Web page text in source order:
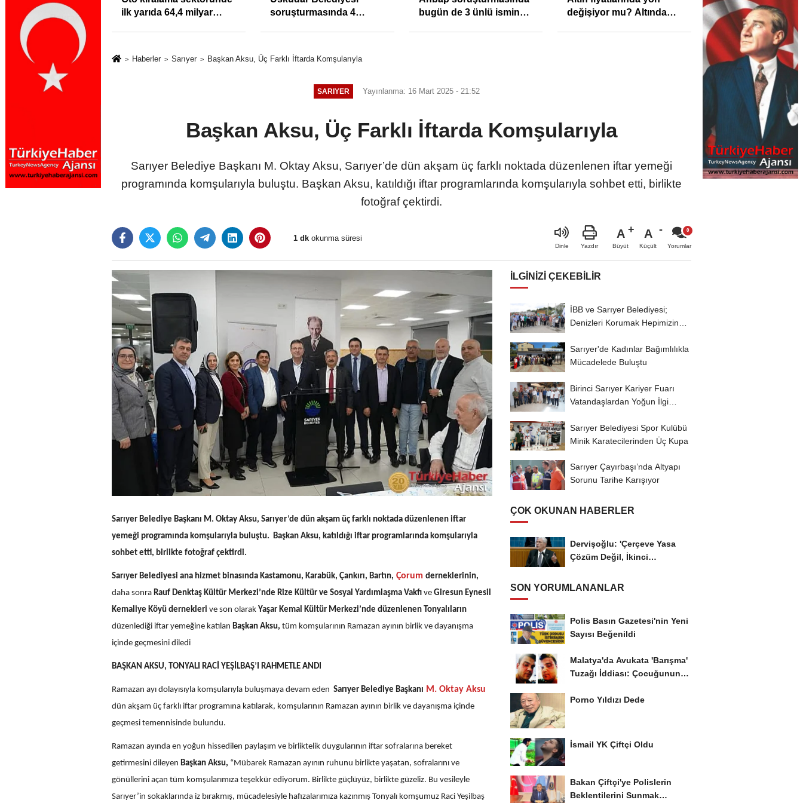
Kısacında:
Fırtınası
ilk yarıda 64,4 milyar
soruşturmasında 4
bugün de 3 ünlü ismin
değişiyor mu? Altında
Haberler Sarıyer Başkan Aksu, Üç Farklı İftarda Komşularıyla
SARIYER Yayınlanma: 16 Mart 2025 - 21:52
Başkan Aksu, Üç Farklı İftarda Komşularıyla
Sarıyer Belediye Başkanı M. Oktay Aksu, Sarıyer’de dün akşam üç farklı noktada düzenlenen iftar yemeği
programında komşularıyla buluştu. Başkan Aksu, katıldığı iftar programlarında komşularıyla sohbet etti, birlikte
fotoğraf çektirdi.
1 dk okunma süresi
Dinle Yazdır
A
Büyüt
A
Küçült Yorumlar
Sarıyer Belediye Başkanı M. Oktay Aksu, Sarıyer’de dün akşam üç farklı noktada düzenlenen iftar
yemeği programında komşularıyla buluştu. Başkan Aksu, katıldığı iftar programlarında komşularıyla
sohbet etti, birlikte fotoğraf çektirdi.
Sarıyer Belediyesi ana hizmet binasında Kastamonu, Karabük, Çankırı, Bartın, Çorum derneklerinin,
daha sonra Rauf Denktaş Kültür Merkezi’nde Rize Kültür ve Sosyal Yardımlaşma Vakfı ve Giresun Eynesil
Kemaliye Köyü dernekleri ve son olarak Yaşar Kemal Kültür Merkezi’nde düzenlenen Tonyalıların
düzenlediği iftar yemeğine katılan Başkan Aksu, tüm komşularının Ramazan ayının birlik ve dayanışma
içinde geçmesini diledi
BAŞKAN AKSU, TONYALI RACİ YEŞİLBAŞ’I RAHMETLE ANDI
Ramazan ayı dolayısıyla komşularıyla buluşmaya devam eden Sarıyer Belediye Başkanı M. Oktay Aksu
dün akşam üç farklı iftar programına katılarak, komşularının Ramazan ayının birlik ve dayanışma içinde
geçmesi temennisinde bulundu.
Ramazan ayında en yoğun hissedilen paylaşım ve birliktelik duygularının iftar sofralarına bereket
getirmesini dileyen Başkan Aksu, “Mübarek Ramazan ayının ruhunu birlikte yaşatan, sofralarını ve
gönüllerini açan tüm komşularımıza teşekkür ediyorum. Birlikte güçlüyüz, birlikte güzeliz. Bu vesileyle
Sarıyer’in sokaklarında iz bırakmış, mücadelesiyle hafızalarımıza kazınmış Tonyalı komşumuz Raci Yeşilbaş
İLGINIZI ÇEKEBILIR
İBB ve Sarıyer Belediyesi;
Denizleri Korumak Hepimizin
Sarıyer'de Kadınlar Bağımlılıkla
Mücadelede Buluştu
Birinci Sarıyer Kariyer Fuarı
Vatandaşlardan Yoğun İlgi
Sarıyer Belediyesi Spor Kulübü
Minik Karatecilerinden Üç Kupa
Sarıyer Çayırbaşı’nda Altyapı
Sorunu Tarihe Karışıyor
ÇOK OKUNAN HABERLER
Dervişoğlu: 'Çerçeve Yasa
Çözüm Değil, İkinci
SON YORUMLANANLAR
Polis Basın Gazetesi'nin Yeni
Sayısı Beğenildi
Malatya'da Avukata 'Barışma'
Tuzağı İddiası: Çocuğunun
Porno Yıldızı Dede
İsmail YK Çiftçi Oldu
Bakan Çiftçi'ye Polislerin
Beklentilerini Sunmak